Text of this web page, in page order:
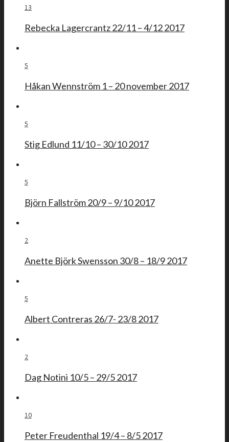
13
Rebecka Lagercrantz 22/11 – 4/12 2017
5
Håkan Wennström 1 – 20 november 2017
5
Stig Edlund 11/10 – 30/10 2017
5
Björn Fallström 20/9 – 9/10 2017
2
Anette Björk Swensson 30/8 – 18/9 2017
5
Albert Contreras 26/7- 23/8 2017
2
Dag Notini 10/5 – 29/5 2017
10
Peter Freudenthal 19/4 – 8/5 2017